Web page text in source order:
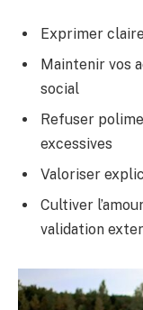
Exprimer
Maintenir vos
social
Refuser
excessives
Valoriser
Cultiver
validation